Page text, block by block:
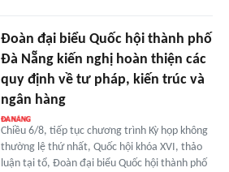
Đoàn đại biểu Quốc hội thành phố
Đà Nẵng kiến nghị hoàn thiện các
quy định về tư pháp, kiến trúc và
ngân hàng
Chiều 6/8, tiếp tục chương trình Kỳ họp không
thường lệ thứ nhất, Quốc hội khóa XVI, thảo
luận tại tổ, Đoàn đại biểu Quốc hội thành phố